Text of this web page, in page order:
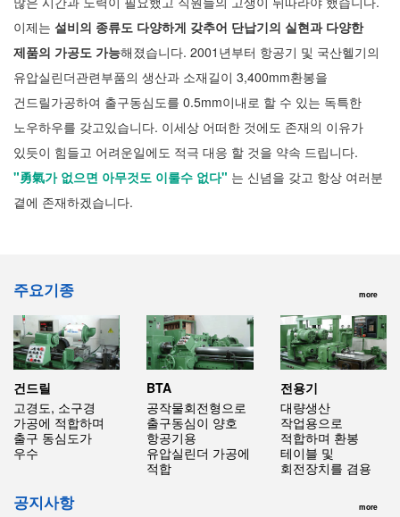
이제는 설비의 종류도 다양하게 갖추어 단납기의 실현과 다양한
제품의 가공도 가능해졌습니다. 2001년부터 항공기 및 국산헬기의
유압실린더관련부품의 생산과 소재길이 3,400mm환봉을
건드릴가공하여 출구동심도를 0.5mm이내로 할 수 있는 독특한
노우하우를 갖고있습니다. 이세상 어떠한 것에도 존재의 이유가
있듯이 힘들고 어려운일에도 적극 대응 할 것을 약속 드립니다.
"勇氣가 없으면 아무것도 이룰수 없다" 는 신념을 갖고 항상 여러분
곁에 존재하겠습니다.
주요기종 more
건드릴
고경도, 소구경
가공에 적합하며
출구 동심도가
우수
BTA
공작물회전형으로
출구동심이 양호
항공기용
유압실린더 가공에
적합
전용기
대량생산
작업용으로
적합하며 환봉
테이블 및
회전장치를 겸용
공지사항 more